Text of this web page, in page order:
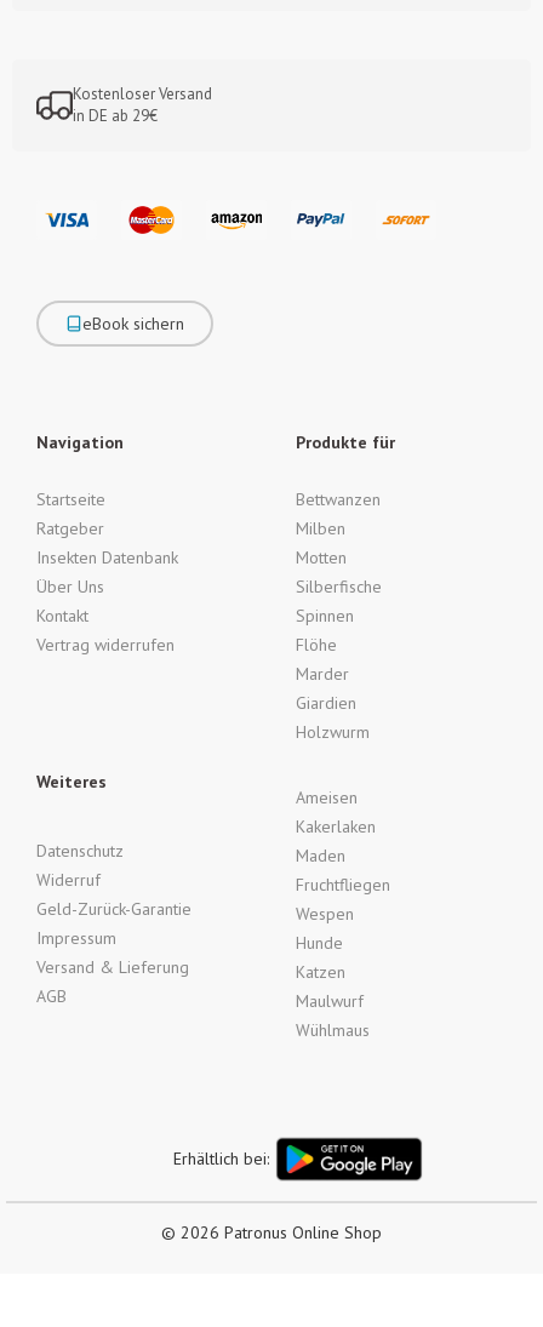
Kostenloser Versand
in DE ab 29€
eBook sichern
Navigation
Startseite
Ratgeber
Insekten Datenbank
Über Uns
Kontakt
Vertrag widerrufen
Produkte für
Bettwanzen
Milben
Motten
Silberfische
Spinnen
Flöhe
Marder
Giardien
Holzwurm
Weiteres
Datenschutz
Widerruf
Geld-Zurück-Garantie
Impressum
Versand & Lieferung
AGB
Ameisen
Kakerlaken
Maden
Fruchtfliegen
Wespen
Hunde
Katzen
Maulwurf
Wühlmaus
© 2026 Patronus Online Shop
Erhältlich bei: